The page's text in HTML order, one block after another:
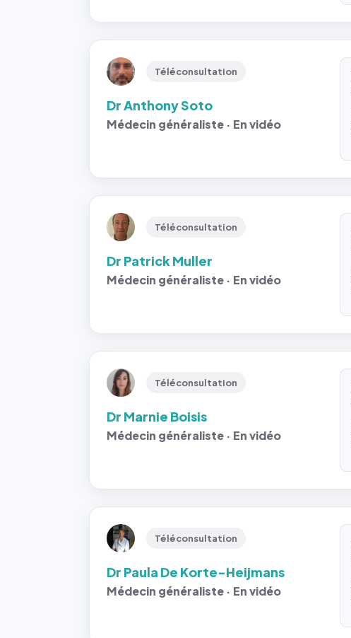
Téléconsultation
Dr Anthony Soto
Médecin généraliste · En vidéo
Téléconsultation
Dr Patrick Muller
Médecin généraliste · En vidéo
Téléconsultation
Dr Marnie Boisis
Médecin généraliste · En vidéo
Téléconsultation
Dr Paula De Korte-Heijmans
Médecin généraliste · En vidéo